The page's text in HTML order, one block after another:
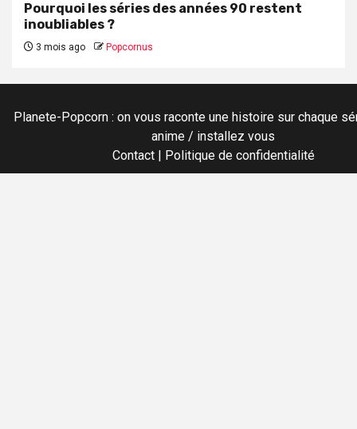
Pourquoi les séries des années 90 restent
inoubliables ?
3 mois ago Popcornus
Planete-Popcorn : on vous raconte une histoire sur chaque
anime / installez vous
Contact| Politique de confidentialité